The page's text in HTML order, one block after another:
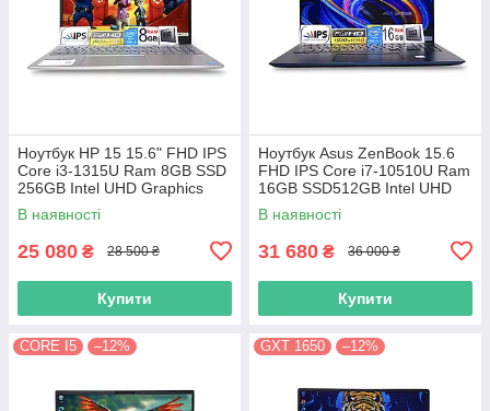
Ноутбук HP 15 15.6" FHD IPS
Сore i3-1315U Ram 8GB SSD
256GB Intel UHD Graphics
В наявності
25 080 ₴ 28 500 ₴
Купити
Ноутбук Asus ZenBook 15.6
FHD IPS Core i7-10510U Ram
16GB SSD512GB Intel UHD
Graphics
В наявності
31 680 ₴ 36 000 ₴
Купити
CORE I5 –12% GXT 1650 –12%